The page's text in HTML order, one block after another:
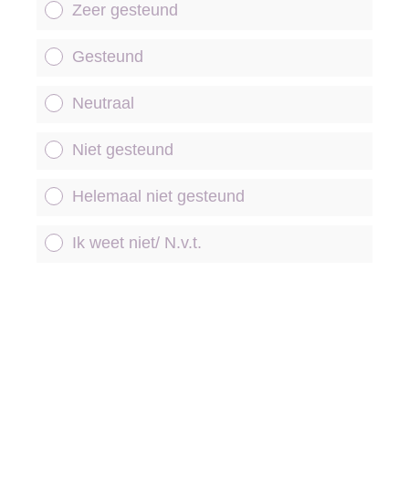
Zeer gesteund
Gesteund
Neutraal
Niet gesteund
Helemaal niet gesteund
Ik weet niet/ N.v.t.